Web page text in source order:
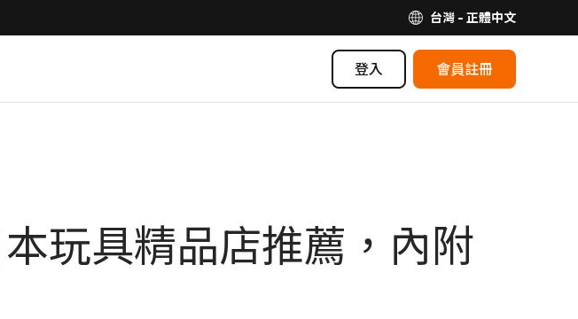
台灣 - 正體中文
登入 會員註冊
玩具精品店推薦，內附